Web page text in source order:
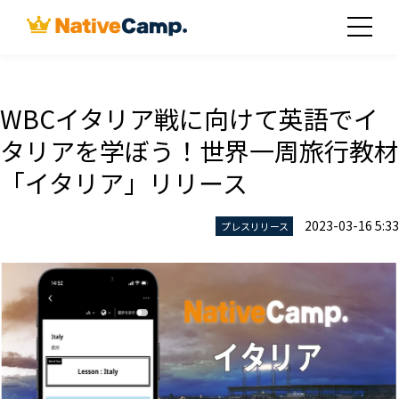
WBCイタリア戦に向けて英語でイ
タリアを学ぼう！世界一周旅行教材
「イタリア」リリース
プレスリリース 2023-03-16 5:33